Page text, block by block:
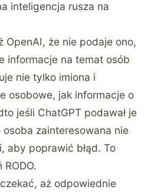
inteligencja rusza na
OpenAI, że nie podaje ono,
informacje na temat osób
nie tylko imiona i
osobowe, jak informacje o
jeśli ChatGPT podawał je
osoba zainteresowana nie
aby poprawić błąd. To
RODO.
aż odpowiednie